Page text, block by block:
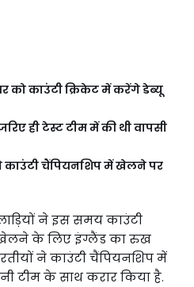
को काउंटी क्रिकेट में करेंगे डेब्यू
ही टेस्ट टीम में की थी वापसी
काउंटी चैंपियनशिप में खेलने पर
ने इस समय काउंटी
खेलने के लिए इंग्लैंड का रुख
ने काउंटी चैंपियनशिप में
के साथ करार किया है.